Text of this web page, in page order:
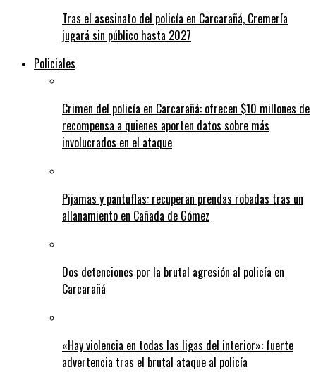
Tras el asesinato del policía en Carcarañá, Cremería
jugará sin público hasta 2027
Policiales
Crimen del policía en Carcarañá: ofrecen $10 millones de
recompensa a quienes aporten datos sobre más
involucrados en el ataque
Pijamas y pantuflas: recuperan prendas robadas tras un
allanamiento en Cañada de Gómez
Dos detenciones por la brutal agresión al policía en
Carcarañá
«Hay violencia en todas las ligas del interior»: fuerte
advertencia tras el brutal ataque al policía